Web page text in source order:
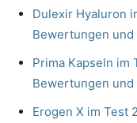
Dulexir Hyaluron
Bewertungen
Prima Kapseln im
Bewertungen
Erogen X im Test